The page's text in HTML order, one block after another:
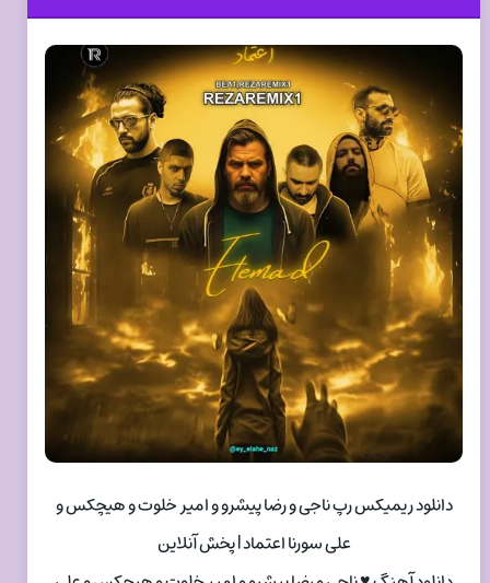
دانلود ریمیکس رپ ناجی و رضا پیشرو و امیر خلوت و هیچکس و
علی سورنا اعتماد | پخش آنلاین